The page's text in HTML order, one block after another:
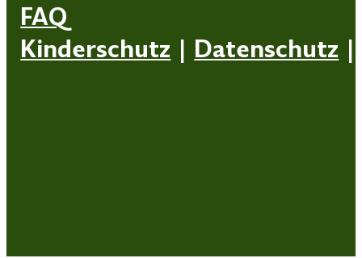
FAQ
Kinderschutz | Datenschutz |